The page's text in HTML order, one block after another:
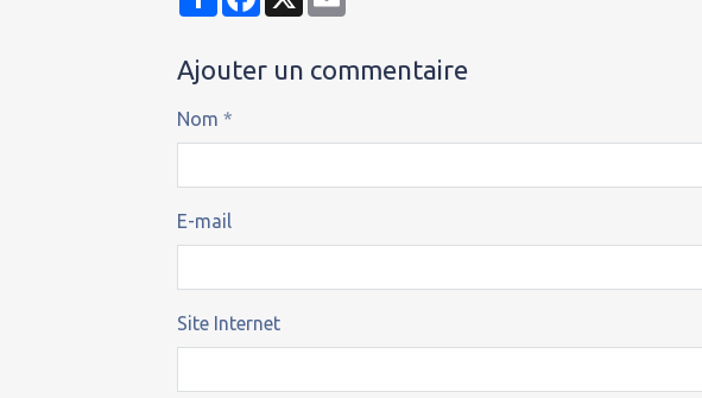
Ajouter un commentaire
Nom
E-mail
Site Internet